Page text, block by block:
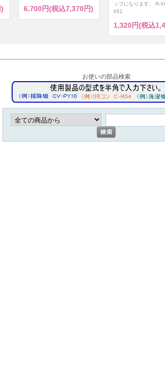
6,700円(税込7,370円)
ップになります。 R-
051
1,320円(税込
お使いの部品検索